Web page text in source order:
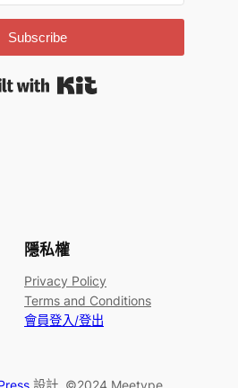
Subscribe
隱私權
Privacy Policy
Terms and Conditions
會員登入/登出
設計. ©2024 Meetype